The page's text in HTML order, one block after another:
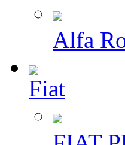
Alfa
Fiat